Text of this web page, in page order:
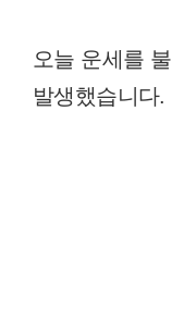
오늘 운세를
발생했습니다.